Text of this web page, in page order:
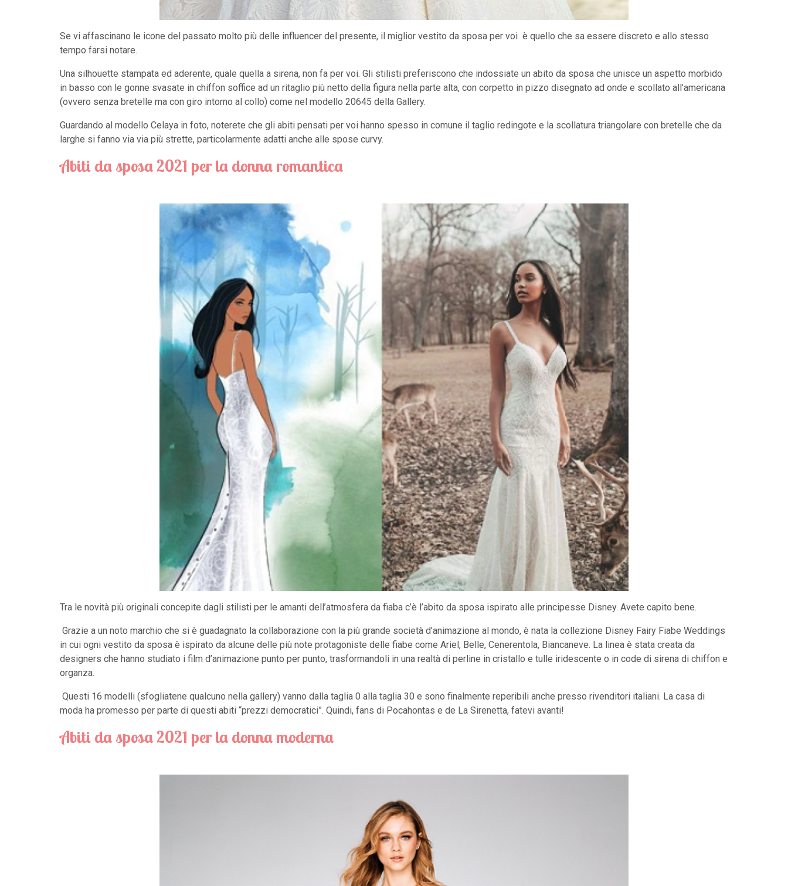
Se vi affascinano le icone del passato molto più delle influencer del presente, il miglior vestito da sposa per voi è quello che sa essere discreto e allo stesso
tempo farsi notare.
Una silhouette stampata ed aderente, quale quella a sirena, non fa per voi. Gli stilisti preferiscono che indossiate un abito da sposa che unisce un aspetto morbido
in basso con le gonne svasate in chiffon soffice ad un ritaglio più netto della figura nella parte alta, con corpetto in pizzo disegnato ad onde e scollato all’americana
(ovvero senza bretelle ma con giro intorno al collo) come nel modello 20645 della Gallery.
Guardando al modello Celaya in foto, noterete che gli abiti pensati per voi hanno spesso in comune il taglio redingote e la scollatura triangolare con bretelle che da
larghe si fanno via via più strette, particolarmente adatti anche alle spose curvy.
Abiti da sposa 2021 per la donna romantica
Tra le novità più originali concepite dagli stilisti per le amanti dell’atmosfera da fiaba c’è l’abito da sposa ispirato alle principesse Disney. Avete capito bene.
Grazie a un noto marchio che si è guadagnato la collaborazione con la più grande società d’animazione al mondo, è nata la collezione Disney Fairy Fiabe Weddings
in cui ogni vestito da sposa è ispirato da alcune delle più note protagoniste delle fiabe come Ariel, Belle, Cenerentola, Biancaneve. La linea è stata creata da
designers che hanno studiato i film d’animazione punto per punto, trasformandoli in una realtà di perline in cristallo e tulle iridescente o in code di sirena di chiffon e
organza.
Questi 16 modelli (sfogliatene qualcuno nella gallery) vanno dalla taglia 0 alla taglia 30 e sono finalmente reperibili anche presso rivenditori italiani. La casa di
moda ha promesso per parte di questi abiti “prezzi democratici”. Quindi, fans di Pocahontas e de La Sirenetta, fatevi avanti!
Abiti da sposa 2021 per la donna moderna